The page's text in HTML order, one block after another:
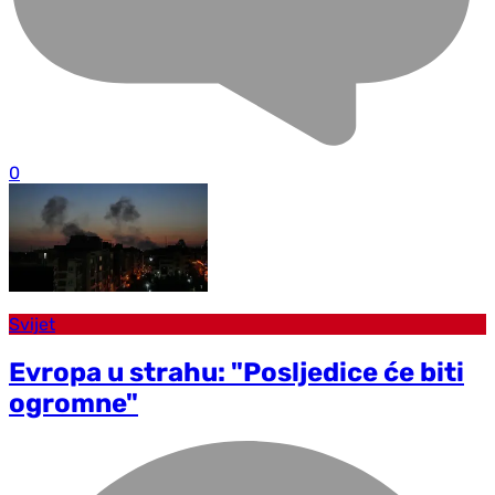
0
Svijet
Evropa u strahu: "Posljedice će biti
ogromne"